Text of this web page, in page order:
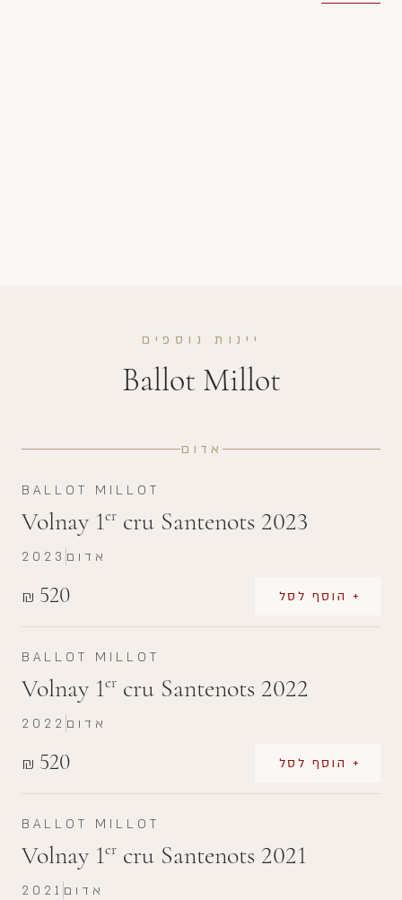
יינות נוספים
Ballot Millot
אדום
BALLOT MILLOT
Volnay 1er cru Santenots 2023
₪ 520 + הוסף לסל
2023 אדום
BALLOT MILLOT
Volnay 1er cru Santenots 2022
₪ 520 + הוסף לסל
2022 אדום
BALLOT MILLOT
Volnay 1er cru Santenots 2021
2021 אדום